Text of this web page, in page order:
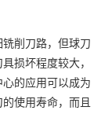
削刀路，但球刀
损坏程度较大，
的应用可以成为
使用寿命，而且